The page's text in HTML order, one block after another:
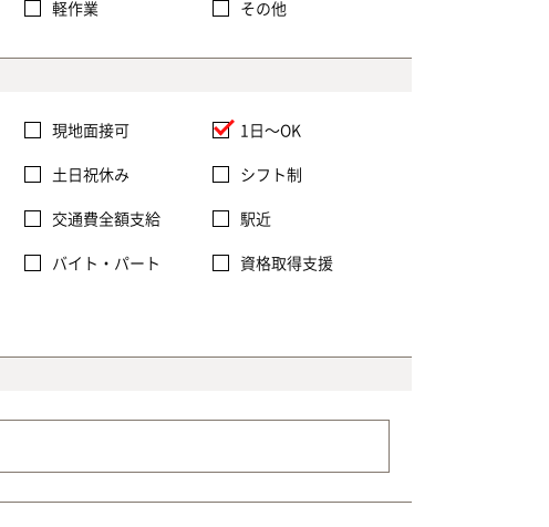
軽作業 その他
現地面接可 1日〜OK
土日祝休み シフト制
交通費全額支給 駅近
バイト・パート 資格取得支援